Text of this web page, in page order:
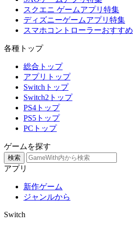
スクエニ ゲームアプリ特集
ディズニーゲームアプリ特集
スマホコントローラーおすすめ
各種トップ
総合トップ
アプリトップ
Switchトップ
Switch2トップ
PS4トップ
PS5トップ
PCトップ
ゲームを探す
検索
アプリ
新作ゲーム
ジャンルから
Switch